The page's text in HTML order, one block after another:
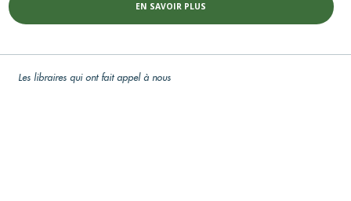
EN SAVOIR PLUS
Les libraires qui ont fait appel à nous